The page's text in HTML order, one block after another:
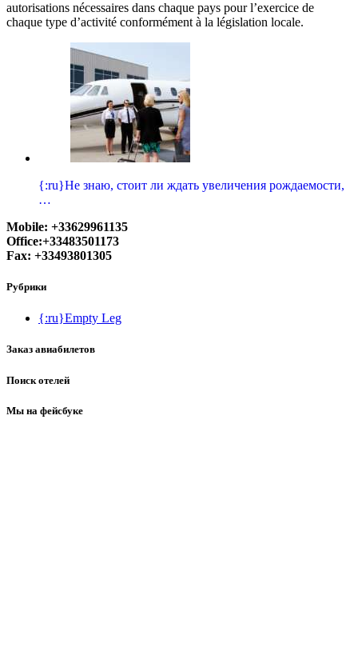
autorisations nécessaires dans chaque pays pour l’exercice de
chaque type d’activité conformément à la législation locale.
{:ru}Не знаю, стоит ли ждать увеличения рождаемости,
…
Mobile: +33629961135
Office:+33483501173
Fax: +33493801305
Рубрики
{:ru}Empty Leg
Заказ авиабилетов
Поиск отелей
Мы на фейсбуке